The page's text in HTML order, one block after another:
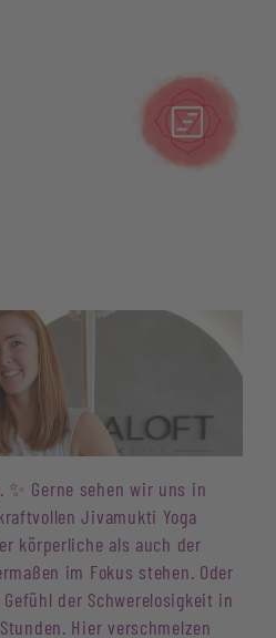
Gerne sehen wir uns in
Jivamukti Yoga
körperliche als auch der
im Fokus stehen. Oder
der Schwerelosigkeit in
Hier verschmelzen